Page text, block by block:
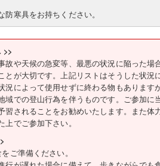
寒具をお持ちください。
>>
や天候の急変等、最悪の状況に陥った場
とが大切です。上記リストはそうした状況
況によって使用せずに終わる物もあります
での登山行為を伴うものです。ご参加に
習されることをお勧めいたします。また
でご参加下さい。
ご準備ください。